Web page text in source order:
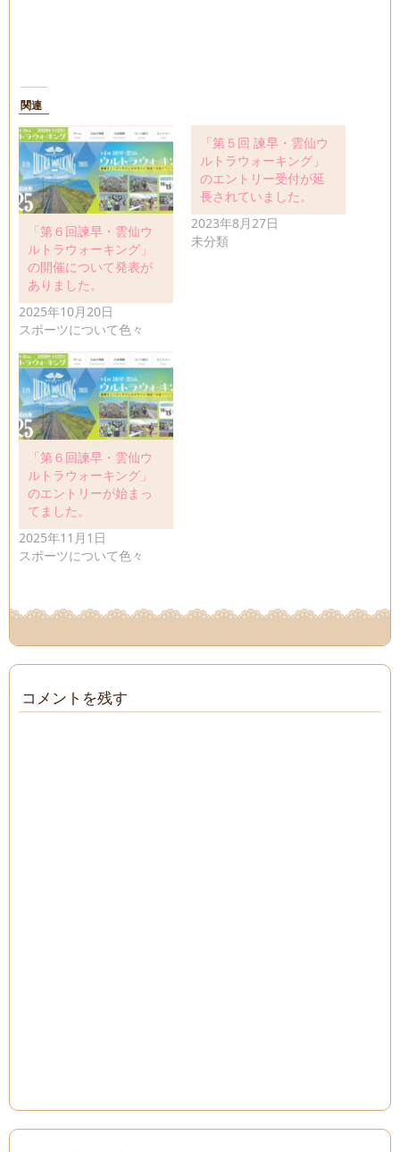
関連
「第６回諫早・雲仙ウ
ルトラウォーキング」
の開催について発表が
ありました。
2025年10月20日
スポーツについて色々
「第５回 諫早・雲仙ウ
ルトラウォーキング」
のエントリー受付が延
長されていました。
2023年8月27日
未分類
「第６回諫早・雲仙ウ
ルトラウォーキング」
のエントリーが始まっ
てました。
2025年11月1日
スポーツについて色々
コメントを残す